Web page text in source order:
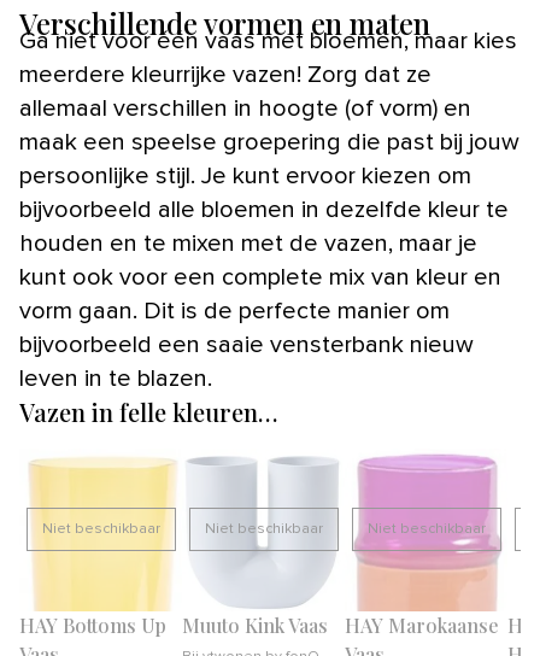
Verschillende vormen en maten
Ga niet voor één vaas met bloemen, maar kies
meerdere kleurrijke vazen! Zorg dat ze
allemaal verschillen in hoogte (of vorm) en
maak een speelse groepering die past bij jouw
persoonlijke stijl. Je kunt ervoor kiezen om
bijvoorbeeld alle bloemen in dezelfde kleur te
houden en te mixen met de vazen, maar je
kunt ook voor een complete mix van kleur en
vorm gaan. Dit is de perfecte manier om
bijvoorbeeld een saaie vensterbank nieuw
leven in te blazen.
Vazen in felle kleuren…
Niet beschikbaar
HAY Bottoms Up
Niet beschikbaar
Muuto Kink Vaas
Niet beschikbaar
HAY Marokaanse